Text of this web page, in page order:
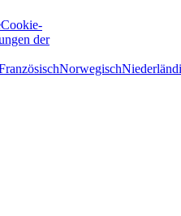
Cookie-
der
Norwegisch